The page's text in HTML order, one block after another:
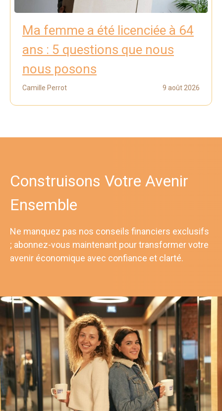
Ma femme a été licenciée à 64
ans : 5 questions que nous
nous posons
Camille Perrot 9 août 2026
Construisons Votre Avenir
Ensemble
Ne manquez pas nos conseils financiers exclusifs
; abonnez-vous maintenant pour transformer votre
avenir économique avec confiance et clarté.